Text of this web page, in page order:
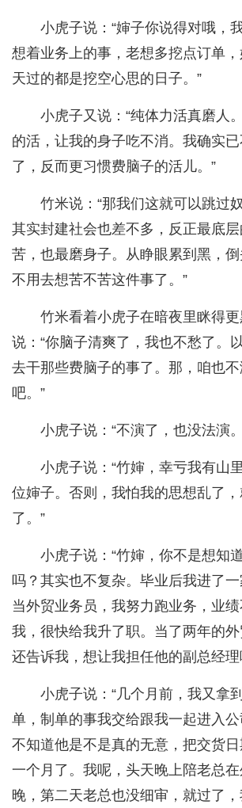
小虎子说：“婶子你说得对哦，
想着业务上的事，老想多挖点订单
天过的都是挖空心思的日子。”
小虎子又说：“纯体力活真磨人
的活，让我的身子吃不消。我确实
了，反而更习惯费脑子的活儿。”
竹米说：“那我们这就可以跳过
其实封建社会也差不多，反正最底
苦，也最磨身子。从睁眼累到黑，
不用去想苦不苦这件事了。”
竹米看着小虎子在暗夜里眯得更
说：“你脑子清爽了，我也不愁了。
去干那些费脑子的事了。那，咱也
吧。”
小虎子说：“不演了，也没法演
小虎子说：“竹婶，幸亏我有山
位婶子。否则，我怕我的思想乱了
了。”
小虎子说：“竹婶，你不是想知
吗？其实也不复杂。毕业后我进了一
当外贸业务员，我努力跑业务，业
我，很快给我升了职。当了两年的
还告诉我，想让我担任他的副总经理
小虎子说：“几个月前，我又拿
单，制单的事我交给跟我一起进入
不知道他是不是真的无意，把交货
一个月了。我呢，头天晚上陪老总
晚，第二天老总也没细审，就过了